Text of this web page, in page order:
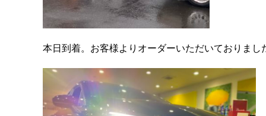
本日到着。お客様よりオーダーいただいておりまし